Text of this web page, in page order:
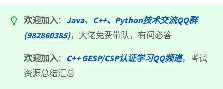
欢迎加入： Java、C++、Python技术交流QQ群
(982860385)，大佬免费带队，有问必答
欢迎加入： C++ GESP/CSP认证学习QQ频道，考试
资源总结汇总